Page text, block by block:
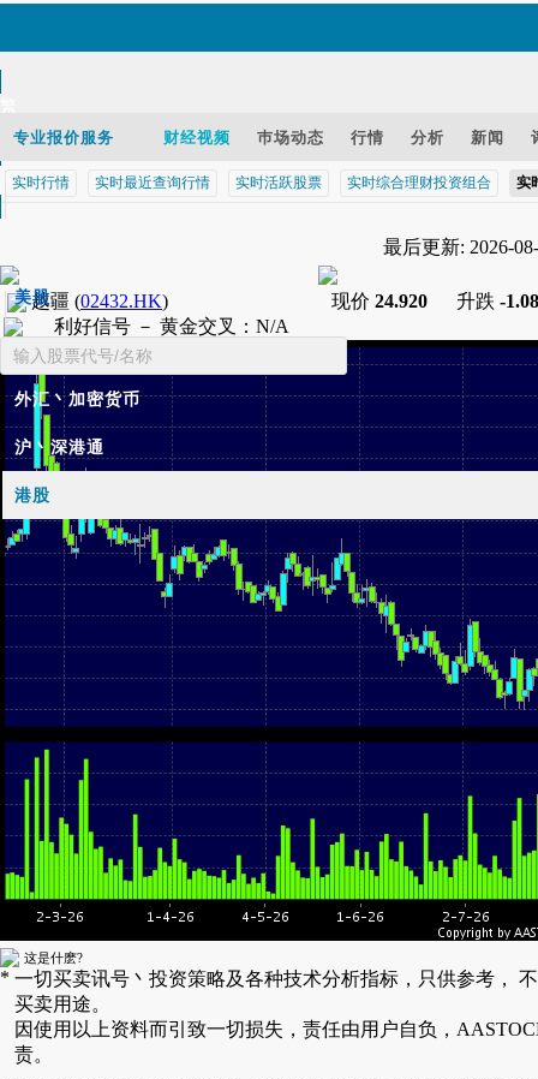
EN
美股
基金
外汇丶加密货币
沪丶深港通
港股
专业报价服务 财经视频 巿场动态 行情 分析 新闻
实时行情 实时最近查询行情 实时活跃股票 实时综合理财投资组合 实
最后更新: 2026-
越疆 (02432.HK) 现价 24.920 升跌 -
利好信号 － 黄金交叉 ： N/A
这是什麽?
* 一切买卖讯号丶投资策略及各种技术分析指标，只供参考，
买卖用途。
因使用以上资料而引致一切损失，责任由用户自负，
责。